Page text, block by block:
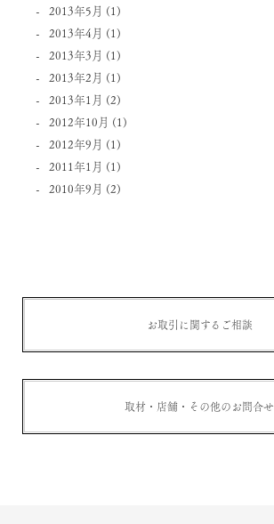
2013年5月 (1)
2013年4月 (1)
2013年3月 (1)
2013年2月 (1)
2013年1月 (2)
2012年10月 (1)
2012年9月 (1)
2011年1月 (1)
2010年9月 (2)
お取引に関するご相談
取材・店舗・その他のお問合せ